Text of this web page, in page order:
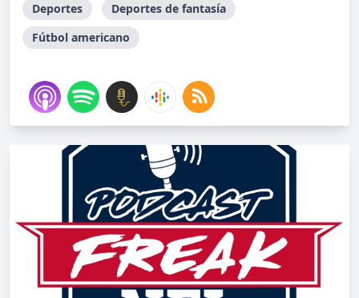
Deportes
Deportes de fantasía
Fútbol americano